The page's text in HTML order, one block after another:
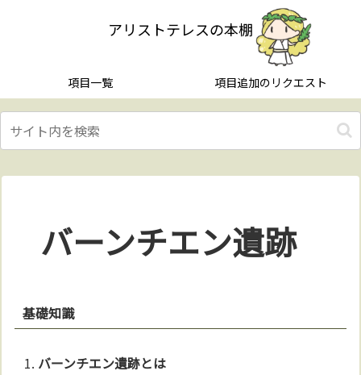
アリストテレスの本棚
項目一覧 項目追加のリクエスト
バーンチエン遺跡
基礎知識
バーンチエン遺跡とは